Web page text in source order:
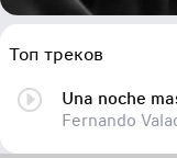
Топ треков
Una noche
Fernando